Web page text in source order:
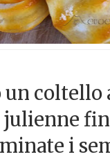
un
julienne
i